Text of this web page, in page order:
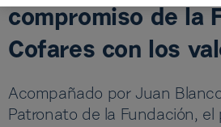
compromiso de la
Cofares con los
Acompañado por Juan
Patronato de la Fundación,